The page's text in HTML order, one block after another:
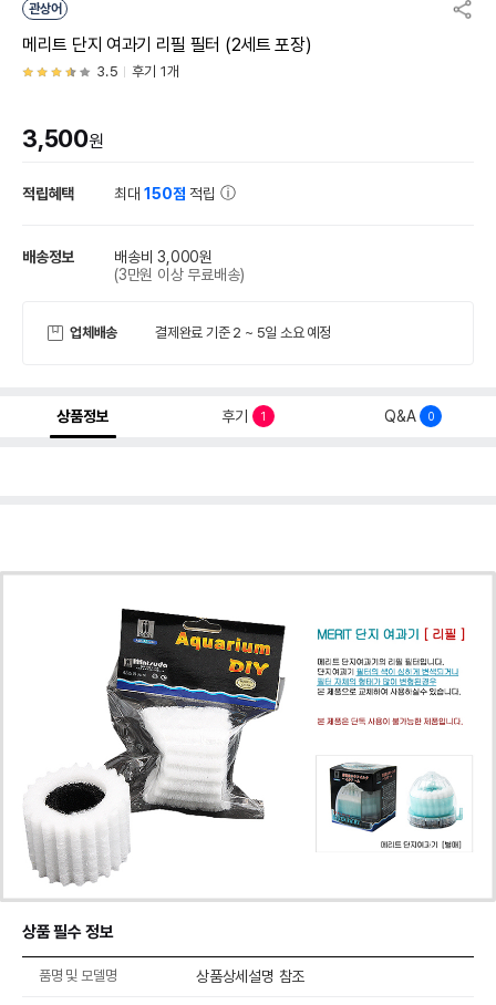
관상어
메리트 단지 여과기 리필 필터 (2세트 포장)
3.5 후기 1개
3,500원
적립혜택 최대150점 적립
배송정보
배송비 3,000원
(3만원 이상 무료배송)
업체배송 결제완료 기준 2 ~ 5일 소요 예정
상품정보 후기 1 Q&A 0
상품 필수 정보
품명 및 모델명 상품상세설명 참조